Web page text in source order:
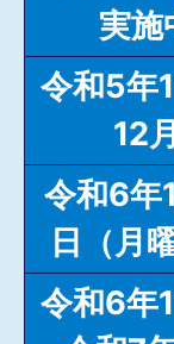
実施
令和5年
12月
令和6年
日（月
令和6年